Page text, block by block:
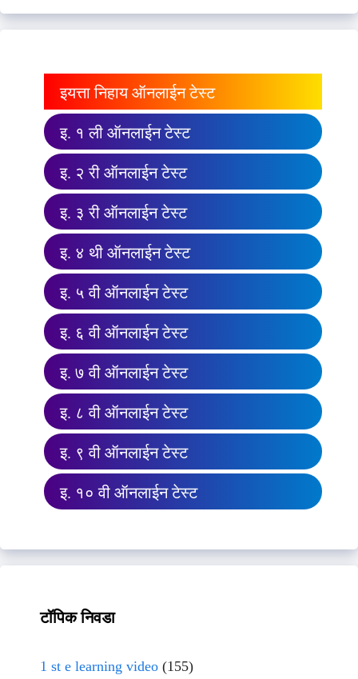
इयत्ता निहाय ऑनलाईन टेस्ट
इ. १ ली ऑनलाईन टेस्ट
इ. २ री ऑनलाईन टेस्ट
इ. ३ री ऑनलाईन टेस्ट
इ. ४ थी ऑनलाईन टेस्ट
इ. ५ वी ऑनलाईन टेस्ट
इ. ६ वी ऑनलाईन टेस्ट
इ. ७ वी ऑनलाईन टेस्ट
इ. ८ वी ऑनलाईन टेस्ट
इ. ९ वी ऑनलाईन टेस्ट
इ. १० वी ऑनलाईन टेस्ट
टॉपिक निवडा
1 st e learning video (155)